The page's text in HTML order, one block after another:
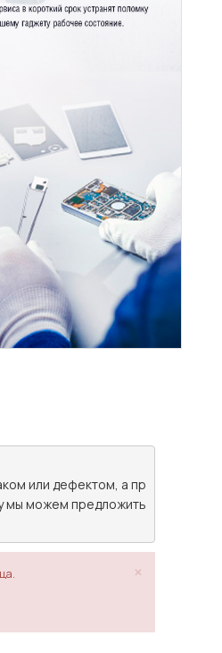
или дефектом, а пр
мы можем предложить
×